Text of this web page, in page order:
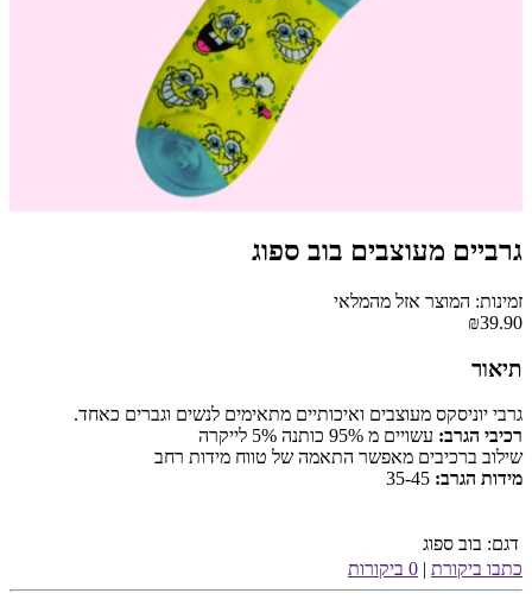
גרביים מעוצבים בוב ספוג
זמינות: המוצר אזל מהמלאי
₪39.90
תיאור
גרבי יוניסקס מעוצבים ואיכותיים מתאימים לנשים וגברים כאחד.
רכיבי הגרב: עשויים מ 95% כותנה 5% לייקרה
שילוב ברכיבים מאפשר התאמה של טווח מידות רחב
מידות הגרב: 35-45
דגם: בוב ספוג
כתבו ביקורת | 0 ביקורות